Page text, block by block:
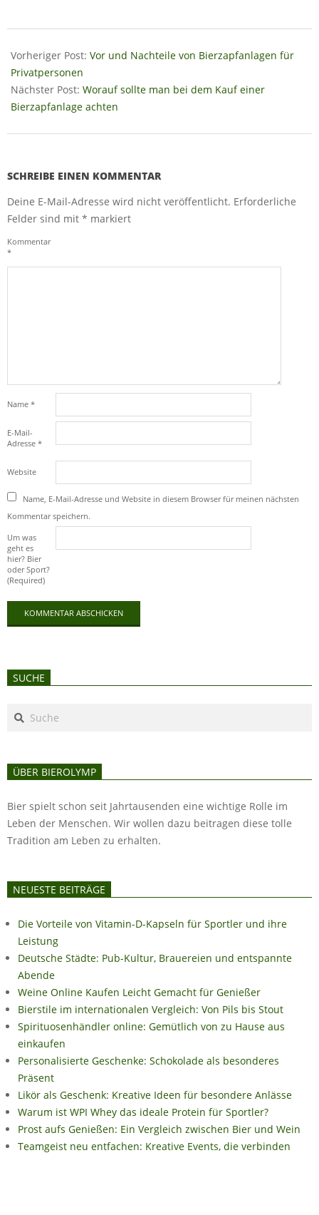
10-
18
Vorheriger Post: Vor und Nachteile von Bierzapfanlagen für
Privatpersonen
Nächster Post: Worauf sollte man bei dem Kauf einer
Bierzapfanlage achten
SCHREIBE EINEN KOMMENTAR
Deine E-Mail-Adresse wird nicht veröffentlicht. Erforderliche
Felder sind mit * markiert
Kommentar
*
Name *
E-Mail-
Adresse *
Website
Name, E-Mail-Adresse und Website in diesem Browser für meinen nächsten
Kommentar speichern.
Um was
geht es
hier? Bier
oder Sport?
(Required)
SUCHE
Search
ÜBER BIEROLYMP
Bier spielt schon seit Jahrtausenden eine wichtige Rolle im
Leben der Menschen. Wir wollen dazu beitragen diese tolle
Tradition am Leben zu erhalten.
NEUESTE BEITRÄGE
Die Vorteile von Vitamin-D-Kapseln für Sportler und ihre
Leistung
Deutsche Städte: Pub-Kultur, Brauereien und entspannte
Abende
Weine Online Kaufen Leicht Gemacht für Genießer
Bierstile im internationalen Vergleich: Von Pils bis Stout
Spirituosenhändler online: Gemütlich von zu Hause aus
einkaufen
Personalisierte Geschenke: Schokolade als besonderes
Präsent
Likör als Geschenk: Kreative Ideen für besondere Anlässe
Warum ist WPI Whey das ideale Protein für Sportler?
Prost aufs Genießen: Ein Vergleich zwischen Bier und Wein
Teamgeist neu entfachen: Kreative Events, die verbinden